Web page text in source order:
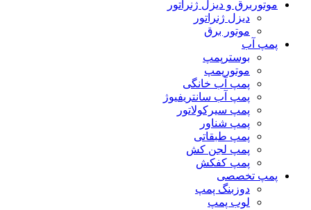
موتوربرق و دیزل ژنراتور
دیزل ژنراتور
موتور برق
پمپ آب
بوسترپمپ
موتورپمپ
پمپ آب خانگی
پمپ آب سانتریفیوژ
پمپ سیرکولاتور
پمپ شناور
پمپ طبقاتی
پمپ لجن کش
پمپ کفکش
پمپ تخصصی
دوزبنگ پمپ
لوب پمپ